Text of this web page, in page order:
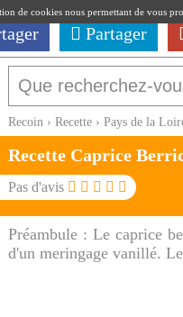
Partager
Recoin › Recette › Pays de la
Recette Caprice
Pas d'avis
Préambule :Le caprice
d'un meringage vanillé.
de cookies nous permettant de vous